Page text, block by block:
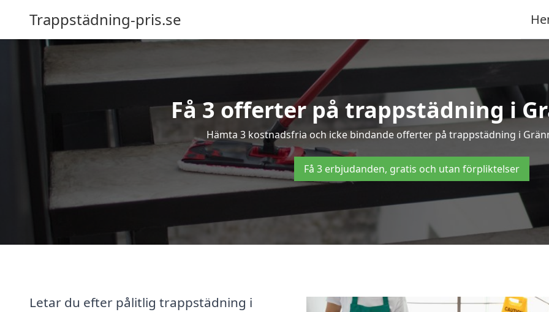
Trappstädning-pris.se
Få 3 offerter på trappstädning i
Hämta 3 kostnadsfria och icke bindande offerter på trappstädning i
Få 3 erbjudanden, gratis och utan förpliktelser
Letar du efter pålitlig trappstädning i